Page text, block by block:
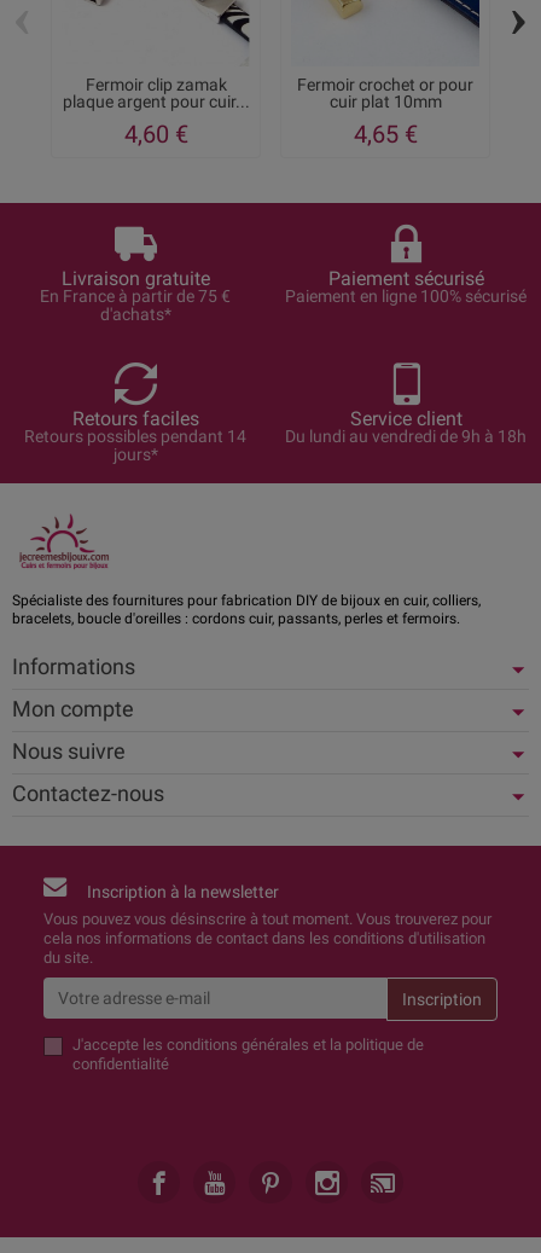
Fermoir clip zamak
plaque argent pour cuir...
4,60 €
Fermoir crochet or pour
cuir plat 10mm
4,65 €
›
Livraison gratuite
En France à partir de 75 €
d'achats*
Paiement sécurisé
Paiement en ligne 100% sécurisé
Retours faciles
Retours possibles pendant 14
jours*
Service client
Du lundi au vendredi de 9h à 18h
Spécialiste des fournitures pour fabrication DIY de bijoux en cuir, colliers,
bracelets, boucle d'oreilles : cordons cuir, passants, perles et fermoirs.
Informations
Mon compte
Nous suivre
Contactez-nous
Inscription à la newsletter
Vous pouvez vous désinscrire à tout moment. Vous trouverez pour
cela nos informations de contact dans les conditions d'utilisation
du site.
J'accepte les conditions générales et la politique de
confidentialité